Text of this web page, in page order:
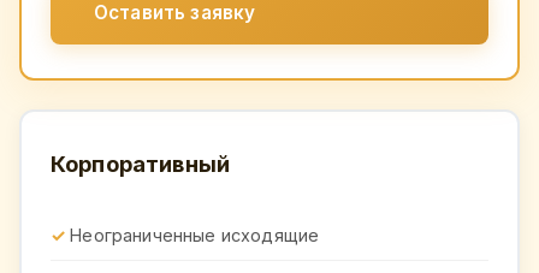
Оставить заявку
Корпоративный
Неограниченные исходящие